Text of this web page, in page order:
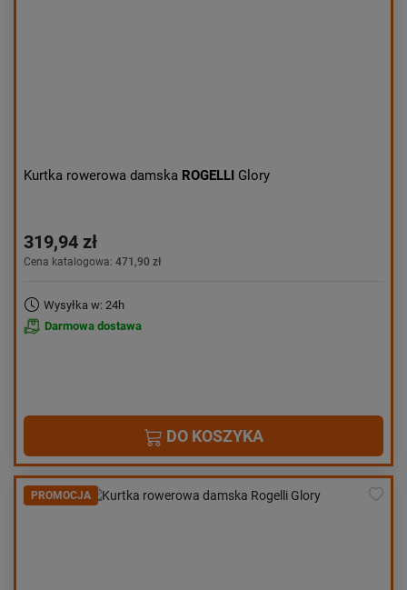
Kurtka rowerowa damska ROGELLI Glory
319,94 zł
Cena katalogowa: 471,90 zł
Wysyłka w: 24h
Darmowa dostawa
DO KOSZYKA
PROMOCJA